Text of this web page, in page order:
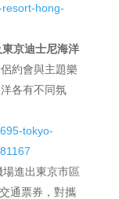
hong-
京迪士尼海洋
約會與主題樂
各有不同氛
tokyo-
進出東京市區
通票券，對攜